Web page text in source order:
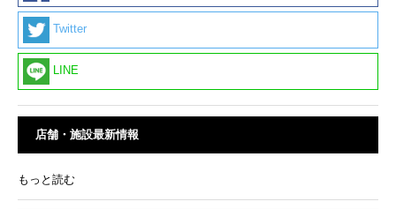
Twitter
LINE
店舗・施設最新情報
もっと読む